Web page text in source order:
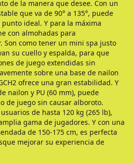
de la manera que desee. Con un
que va de 90° a 135°, puede
ideal. Y para la máxima
con almohadas para
Son como tener un mini spa justo
su cuello y espalda, para que
de juego extendidas sin
sobre una base de nailon
ofrece una gran estabilidad. Y
nailon y PU (60 mm), puede
de juego sin causar alboroto.
de hasta 120 kg (265 lb),
gama de jugadores. Y con una
de 150-175 cm, es perfecta
mejorar su experiencia de